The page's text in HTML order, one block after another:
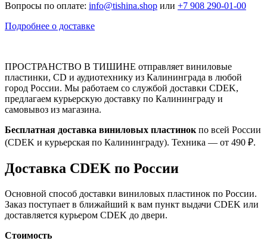
Вопросы по оплате: info@tishina.shop или +7 908 290-01-00
Подробнее о доставке
ПРОСТРАНСТВО В ТИШИНЕ отправляет виниловые
пластинки, CD и аудиотехнику из Калининграда в любой
город России. Мы работаем со службой доставки CDEK,
предлагаем курьерскую доставку по Калининграду и
самовывоз из магазина.
Бесплатная доставка виниловых пластинок по всей России
(CDEK и курьерская по Калининграду). Техника — от 490 ₽.
Доставка CDEK по России
Основной способ доставки виниловых пластинок по России.
Заказ поступает в ближайший к вам пункт выдачи CDEK или
доставляется курьером CDEK до двери.
Стоимость